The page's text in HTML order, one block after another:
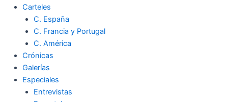
Carteles
C. España
C. Francia y Portugal
C. América
Crónicas
Galerías
Especiales
Entrevistas